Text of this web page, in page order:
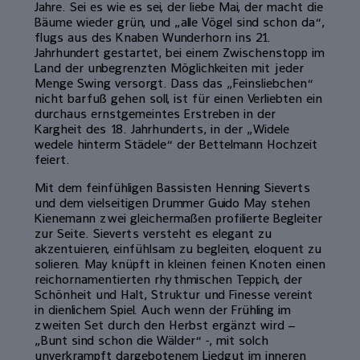
Jahre. Sei es wie es sei, der liebe Mai, der macht die
Bäume wieder grün, und „alle Vögel sind schon da“,
flugs aus des Knaben Wunderhorn ins 21.
Jahrhundert gestartet, bei einem Zwischenstopp im
Land der unbegrenzten Möglichkeiten mit jeder
Menge Swing versorgt. Dass das „Feinsliebchen“
nicht barfuß gehen soll, ist für einen Verliebten ein
durchaus ernstgemeintes Erstreben in der
Kargheit des 18. Jahrhunderts, in der „Widele
wedele hinterm Städele“ der Bettelmann Hochzeit
feiert.
Mit dem feinfühligen Bassisten Henning Sieverts
und dem vielseitigen Drummer Guido May stehen
Kienemann zwei gleichermaßen profilierte Begleiter
zur Seite. Sieverts versteht es elegant zu
akzentuieren, einfühlsam zu begleiten, eloquent zu
solieren. May knüpft in kleinen feinen Knoten einen
reichornamentierten rhythmischen Teppich, der
Schönheit und Halt, Struktur und Finesse vereint
in dienlichem Spiel. Auch wenn der Frühling im
zweiten Set durch den Herbst ergänzt wird –
„Bunt sind schon die Wälder“ -, mit solch
unverkrampft dargebotenem Liedgut im inneren